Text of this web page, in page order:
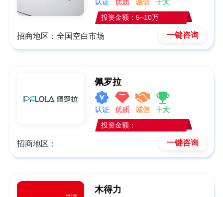
投资金额：5~10万
招商地区：全国空白市场 一键咨询
佩罗拉
投资金额：
招商地区： 一键咨询
木得力